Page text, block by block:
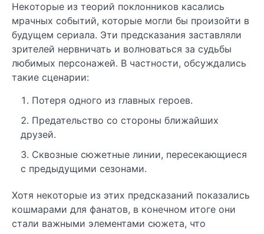
Некоторые из теорий поклонников касались
мрачных событий, которые могли бы произойти в
будущем сериала. Эти предсказания заставляли
зрителей нервничать и волноваться за судьбы
любимых персонажей. В частности, обсуждались
такие сценарии:
Потеря одного из главных героев.
Предательство со стороны ближайших
друзей.
Сквозные сюжетные линии, пересекающиеся
с предыдущими сезонами.
Хотя некоторые из этих предсказаний показались
кошмарами для фанатов, в конечном итоге они
стали важными элементами сюжета, что